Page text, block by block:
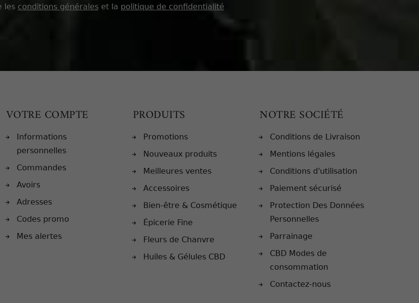
les conditions généraleset la politique de confidentialité
VOTRE COMPTE
Informations
personnelles
Commandes
Avoirs
Adresses
Codes promo
Mes alertes
PRODUITS
Promotions
Nouveaux produits
Meilleures ventes
Accessoires
Bien-être & Cosmétique
Épicerie Fine
Fleurs de Chanvre
Huiles & Gélules CBD
NOTRE SOCIÉTÉ
Conditions de Livraison
Mentions légales
Conditions d'utilisation
Paiement sécurisé
Protection Des Données
Personnelles
Parrainage
CBD Modes de
consommation
Contactez-nous